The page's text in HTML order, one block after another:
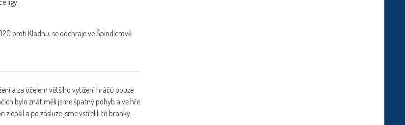
proti Kladnu, se odehraje ve Špindlerově
a za účelem většího vytížení hráčů pouze
bylo znát,měli jsme špatný pohyb a ve hře
zlepšil a po zásluze jsme vstřelili tři branky.